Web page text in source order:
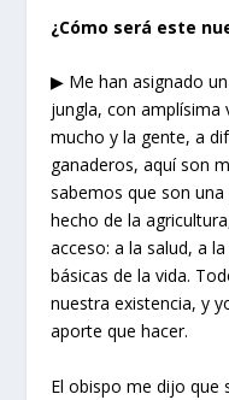
¿Cómo será este
▶ Me han asignado
jungla, con amplísima
mucho y la gente, a
ganaderos, aquí son
sabemos que son
hecho de la
acceso: a la salud, a
básicas de la vida.
nuestra existencia, y
aporte que hacer.
El obispo me dijo que